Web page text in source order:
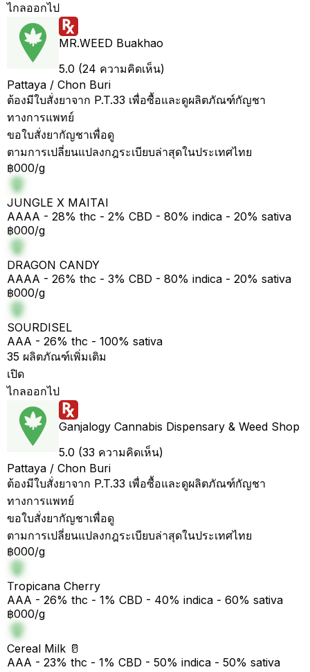
ไกลออกไป
MR.WEED Buakhao
5.0 (24 ความคิดเห็น)
Pattaya / Chon Buri
ต้องมีใบสั่งยาจาก P.T.33 เพื่อซื้อและดูผลิตภัณฑ์กัญชา
ทางการแพทย์
ขอใบสั่งยากัญชาเพื่อดู
ตามการเปลี่ยนแปลงกฎระเบียบล่าสุดในประเทศไทย
฿000/g
JUNGLE X MAITAI
AAAA - 28% thc - 2% CBD - 80% indica - 20% sativa
฿000/g
DRAGON CANDY
AAAA - 26% thc - 3% CBD - 80% indica - 20% sativa
฿000/g
SOURDISEL
AAA - 26% thc - 100% sativa
35 ผลิตภัณฑ์เพิ่มเติม
เปิด
ไกลออกไป
Ganjalogy Cannabis Dispensary & Weed Shop
5.0 (33 ความคิดเห็น)
Pattaya / Chon Buri
ต้องมีใบสั่งยาจาก P.T.33 เพื่อซื้อและดูผลิตภัณฑ์กัญชา
ทางการแพทย์
ขอใบสั่งยากัญชาเพื่อดู
ตามการเปลี่ยนแปลงกฎระเบียบล่าสุดในประเทศไทย
฿000/g
Tropicana Cherry
AAA - 26% thc - 1% CBD - 40% indica - 60% sativa
฿000/g
Cereal Milk 🥛
AAA - 23% thc - 1% CBD - 50% indica - 50% sativa